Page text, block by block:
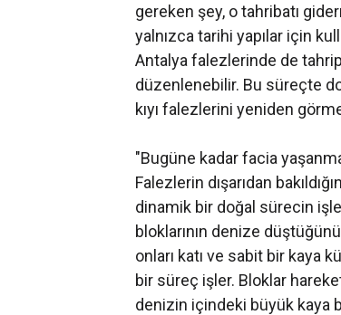
gereken şey, o tahribatı
yalnızca tarihi yapılar için
Antalya falezlerinde de
düzenlenebilir. Bu süreçte
kıyı falezlerini yeniden
"Bugüne kadar facia
Falezlerin dışarıdan
dinamik bir doğal sürecin
bloklarının denize
onları katı ve sabit bir kaya
bir süreç işler. Bloklar
denizin içindeki büyük kaya